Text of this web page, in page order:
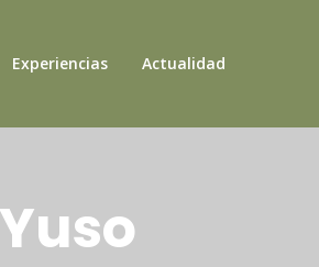
Experiencias Actualidad